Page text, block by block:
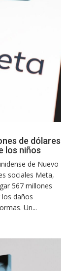
de dólares
los niños
de Nuevo
sociales Meta,
567 millones
daños
Un...